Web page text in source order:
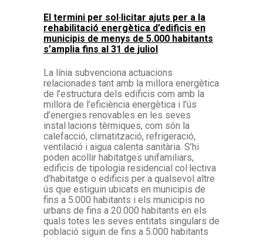
El termini per sol·licitar ajuts per a la
rehabilitació energètica d’edificis en
municipis de menys de 5.000 habitants
s’amplia fins al 31 de juliol
La línia subvenciona actuacions
relacionades tant amb la millora energètica
de l’estructura dels edificis com amb la
millora de l’eficiència energètica i l’ús
d’energies renovables en les seves
instal·lacions tèrmiques, com són la
calefacció, climatització, refrigeració,
ventilació i aigua calenta sanitària. S’hi
poden acollir habitatges unifamiliars,
edificis de tipologia residencial col·lectiva
d’habitatge o edificis per a qualsevol altre
ús que estiguin ubicats en municipis de
fins a 5.000 habitants i els municipis no
urbans de fins a 20.000 habitants en els
quals totes les seves entitats singulars de
població siguin de fins a 5.000 habitants